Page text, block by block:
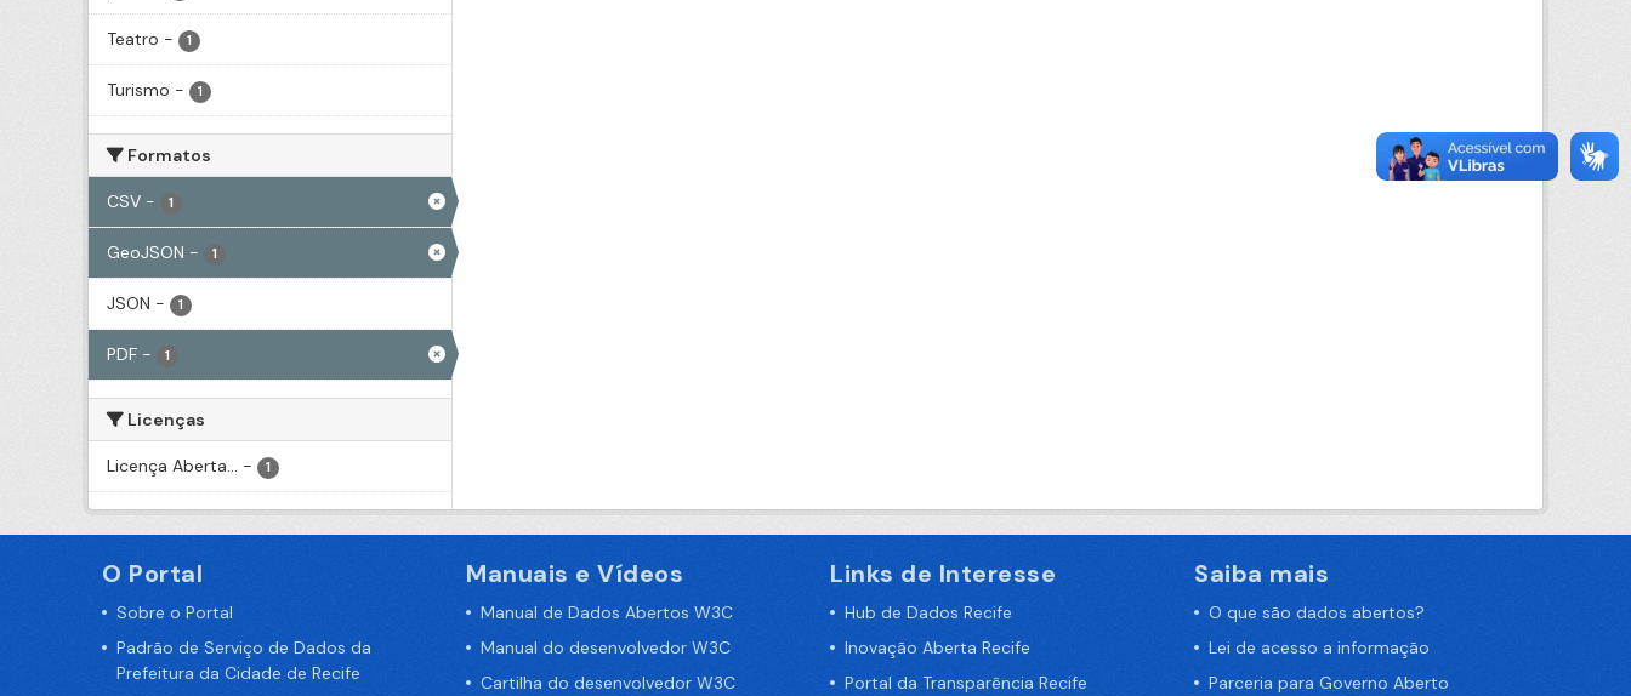
Teatro - 1
Turismo - 1
Formatos
CSV - 1
GeoJSON - 1
JSON - 1
PDF - 1
Licenças
Licença Aberta... - 1
O Portal
Sobre o Portal
Padrão de Serviço de Dados da
Prefeitura da Cidade de Recife
Manuais e Vídeos
Manual de Dados Abertos W3C
Manual do desenvolvedor W3C
Cartilha do desenvolvedor W3C
Links de Interesse
Hub de Dados Recife
Inovação Aberta Recife
Portal da Transparência Recife
Saiba mais
O que são dados abertos?
Lei de acesso a informação
Parceria para Governo Aberto